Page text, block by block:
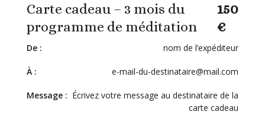
Carte cadeau – 3 mois du
programme de méditation
150
€
De : nom de l’expéditeur
À : e-mail-du-destinataire@mail.com
Message : Écrivez votre message au destinataire de la
carte cadeau